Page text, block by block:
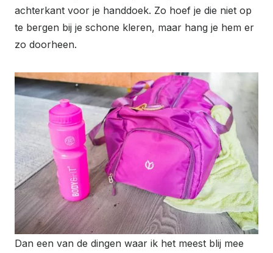
achterkant voor je handdoek. Zo hoef je die niet op
te bergen bij je schone kleren, maar hang je hem er
zo doorheen.
Dan een van de dingen waar ik het meest blij mee